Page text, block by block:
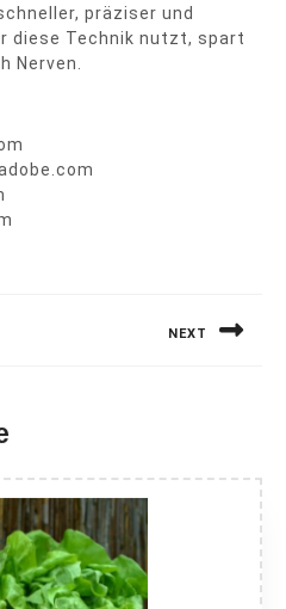
präziser und
diese Technik nutzt, spart
Nerven.
NEXT